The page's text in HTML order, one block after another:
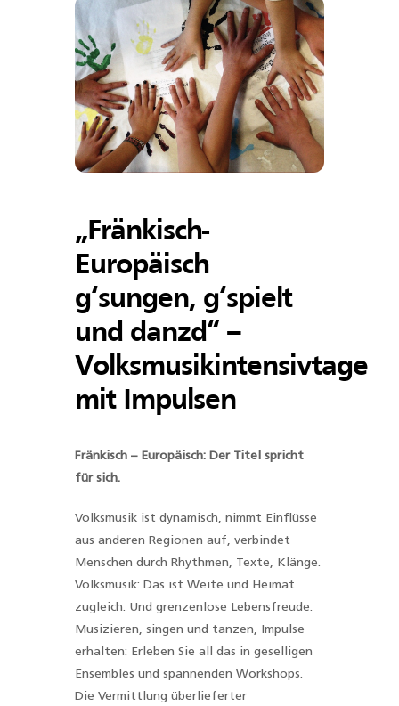
„Fränkisch-
Europäisch
g‘sungen, g‘spielt
und danzd“ –
Volksmusikintensivtage
mit Impulsen
Fränkisch – Europäisch: Der Titel spricht
für sich.
Volksmusik ist dynamisch, nimmt Einflüsse
aus anderen Regionen auf, verbindet
Menschen durch Rhythmen, Texte, Klänge.
Volksmusik: Das ist Weite und Heimat
zugleich. Und grenzenlose Lebensfreude.
Musizieren, singen und tanzen, Impulse
erhalten: Erleben Sie all das in geselligen
Ensembles und spannenden Workshops.
Die Vermittlung überlieferter